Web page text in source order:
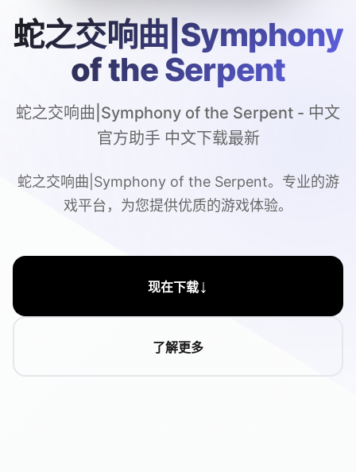
蛇之交响曲|Symphony
of the Serpent
蛇之交响曲|Symphony of the Serpent - 中文
官方助手 中文下载最新
蛇之交响曲|Symphony of the Serpent。专业的游
戏平台，为您提供优质的游戏体验。
现在下载↓
了解更多